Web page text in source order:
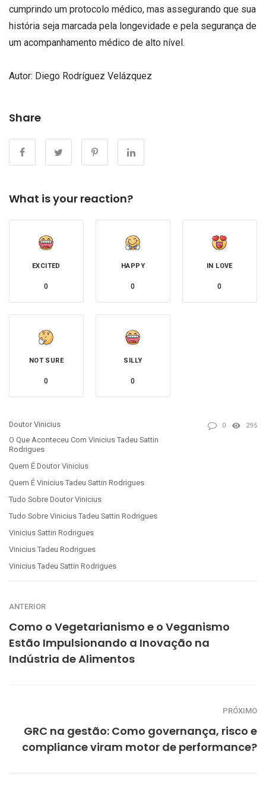
cumprindo um protocolo médico, mas assegurando que sua
história seja marcada pela longevidade e pela segurança de
um acompanhamento médico de alto nível.
Autor: Diego Rodríguez Velázquez
Share
What is your reaction?
EXCITED
0
HAPPY
0
IN LOVE
0
NOT SURE
0
SILLY
0
Doutor Vinicius
O Que Aconteceu Com Vinicius Tadeu Sattin
Rodrigues
Quem É Doutor Vinicius
Quem É Vinicius Tadeu Sattin Rodrigues
Tudo Sobre Doutor Vinicius
Tudo Sobre Vinicius Tadeu Sattin Rodrigues
Vinicius Sattin Rodrigues
Vinicius Tadeu Rodrigues
Vinicius Tadeu Sattin Rodrigues
0 295
ANTERIOR
Como o Vegetarianismo e o Veganismo
Estão Impulsionando a Inovação na
Indústria de Alimentos
PRÓXIMO
GRC na gestão: Como governança, risco e
compliance viram motor de performance?